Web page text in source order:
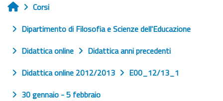
Home
Corsi
Dipartimento di Filosofia e Scienze dell'Educazione
Didattica online
Didattica anni precedenti
Didattica online 2012/2013
E00_12/13_1
30 gennaio - 5 febbraio